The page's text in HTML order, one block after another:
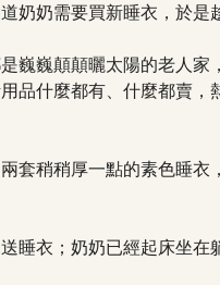
奶奶需要買新睡衣，於是
巍巍顛顛曬太陽的老人家
品什麼都有、什麼都賣，
套稍稍厚一點的素色睡衣
衣；奶奶已經起床坐在